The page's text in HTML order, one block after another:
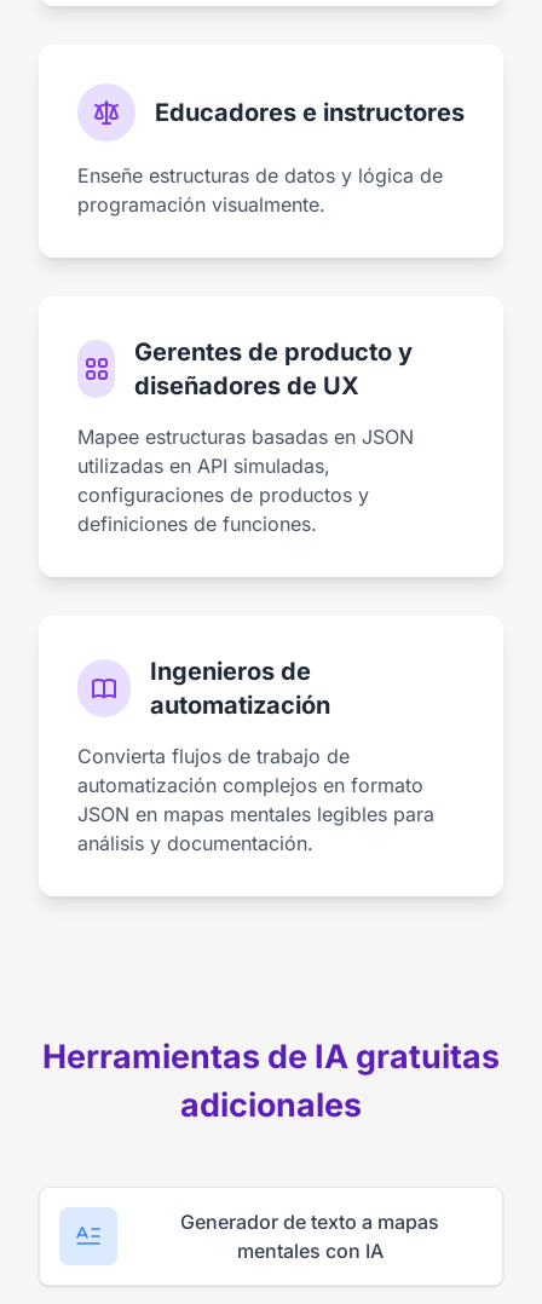
Educadores e instructores
Enseñe estructuras de datos y lógica de
programación visualmente.
Gerentes de producto y
diseñadores de UX
Mapee estructuras basadas en JSON
utilizadas en API simuladas,
configuraciones de productos y
definiciones de funciones.
Ingenieros de
automatización
Convierta flujos de trabajo de
automatización complejos en formato
JSON en mapas mentales legibles para
análisis y documentación.
Herramientas de IA gratuitas
adicionales
Generador de texto a mapas
mentales con IA